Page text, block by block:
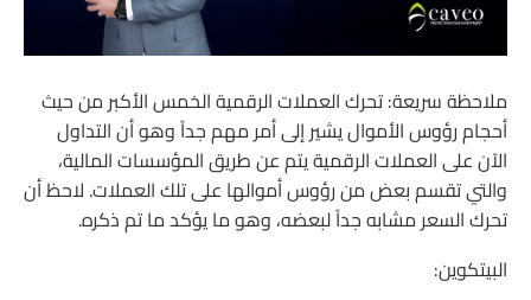
ملاحظة سريعة: تحرك العملات الرقمية الخمس الأكبر من حيث
أحجام رؤوس الأموال يشير إلى أمر مهم جداً وهو أن التداول
الآن على العملات الرقمية يتم عن طريق المؤسسات المالية،
والتي تقسم بعض من رؤوس أموالها على تلك العملات. لاحظ أن
تحرك السعر مشابه جداً لبعضه، وهو ما يؤكد ما تم ذكره.
البيتكوين: